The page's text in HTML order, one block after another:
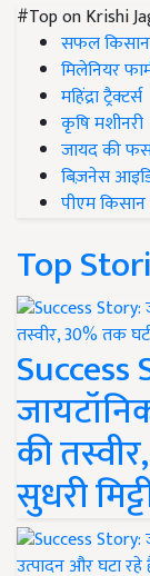
#Top on Krishi
सफल किसान
मिलेनियर
महिंद्रा ट्रैक्टर्स
कृषि मशीनरी
जायद की
बिज़नेस
पीएम किसान
Top
की
सुधरी